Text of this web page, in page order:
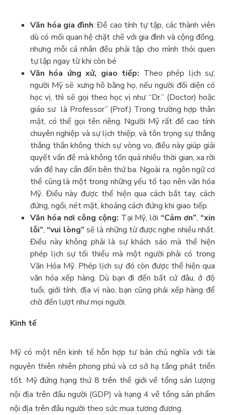
Văn hóa gia đình: Đề cao tính tự tập, các thành viên
dù có mối quan hệ chặt chẽ với gia đình và cộng đồng,
nhưng mỗi cá nhân đều phải tập cho mình thói quen
tự lập ngay từ khi còn bé
Văn hóa ứng xử, giao tiếp: Theo phép lịch sự,
người Mỹ sẽ xưng hô bằng họ, nếu người đối diện có
học vị, thì sẽ gọi theo học vị như “Dr.” (Doctor) hoặc
giáo sư là Professor” (Prof.) Trong trường hợp thân
mật, có thể gọi tên riêng. Người Mỹ rất đề cao tính
chuyên nghiệp và sự lịch thiệp, và tôn trọng sự thẳng
thẳng thắn không thích sự vòng vo, điều này giúp giải
quyết vấn đề mà không tốn quá nhiều thời gian, xa rời
vấn đề hay cần đến bên thứ ba. Ngoài ra, ngôn ngữ cơ
thể cũng là một trong những yếu tố tạo nên văn hóa
Mỹ. Điều này được thể hiện qua cách bắt tay, cách
đứng, ngồi, nét mặt, khoảng cách đứng khi giao tiếp.
Văn hóa nơi công cộng: Tại Mỹ, lời “Cảm ơn”, “xin
lỗi”, “vui lòng” sẽ là những từ được nghe nhiều nhất.
Điều này không phải là sự khách sáo mà thể hiện
phép lịch sự tối thiểu mà một người phải có trong
Văn Hóa Mỹ. Phép lịch sự đó còn được thể hiện qua
văn hóa xếp hàng. Dù bạn đi đến bất cứ đâu, ở độ
tuổi, giới tính, địa vị nào, bạn cũng phải xếp hàng để
chờ đến lượt như mọi người.
Kinh tế
Mỹ có một nền kinh tế hỗn hợp tư bản chủ nghĩa với tài
nguyên thiên nhiên phong phú và cơ sở hạ tầng phát triển
tốt. Mỹ đứng hạng thứ 8 trên thế giới về tổng sản lượng
nội địa trên đầu người (GDP) và hạng 4 về tổng sản phẩm
nội địa trên đầu người theo sức mua tương đương.